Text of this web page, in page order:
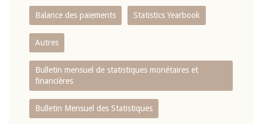
Balance des paiements Statistics Yearbook
Autres
Bulletin mensuel de statistiques monétaires et
financières
Bulletin Mensuel des Statistiques